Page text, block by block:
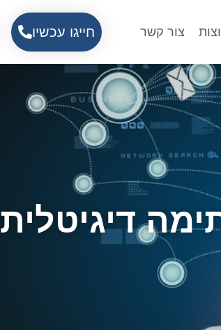
צור קשר חייגו עכשיו
דיגיטלית